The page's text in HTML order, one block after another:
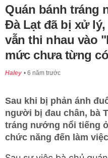
Quán bánh tráng
Đà Lạt đã bị xử
vẫn thi nhau vào
mức chưa từng có
Haley 6 năm trước
Sau khi bị phản ánh
người bị đau chân, bà
tráng nướng nổi tiếng
chức năng đến làm